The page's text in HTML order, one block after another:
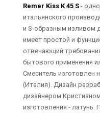
Remer Kiss K 45 S -
итальянского
и S-образным изливом
имеет простой и
отвечающий
бытового применения
Смеситель изготовлен
(Италия). Дизайн
дизайнером
изготовления - латунь.